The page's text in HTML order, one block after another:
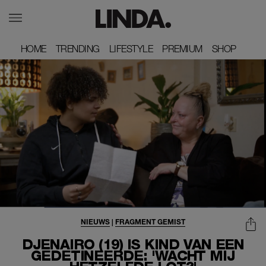
HOME
HOME TRENDING
TRENDING LIFESTYLE
LIFESTYLE PREMIUM
PREMIUM SHOP
SHOP
DJENAIRO (19) IS KIND VAN EEN
GEDETINEERDE: 'WACHT MIJ
NIEUWS | FRAGMENT GEMIST